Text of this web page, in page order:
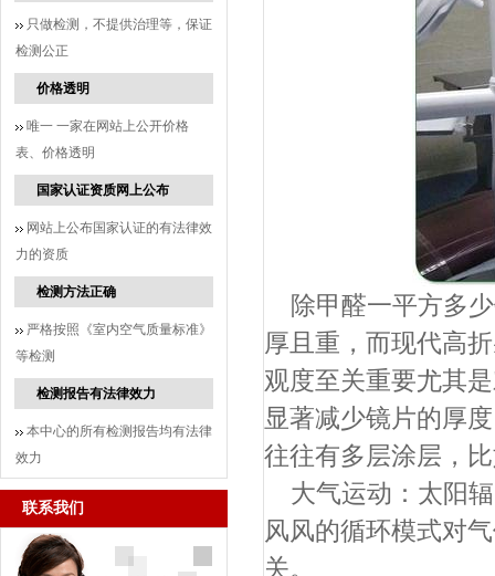
只做检测，不提供治理等，保证
检测公正
价格透明
唯一 一家在网站上公开价格
表、价格透明
国家认证资质网上公布
网站上公布国家认证的有法律效
力的资质
检测方法正确
严格按照《室内空气质量标准》
等检测
检测报告有法律效力
本中心的所有检测报告均有法律
效力
联系我们
除甲醛一平方多
厚且重，而现代高
观度至关重要尤其
显著减少镜片的厚
往往有多层涂层，
大气运动：太阳
风风的循环模式对
关。